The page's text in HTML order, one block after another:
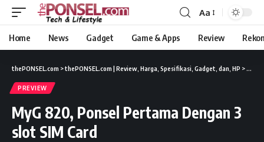
Aa
Home News Gadget Game & Apps Review
thePONSEL.com >thePONSEL.com | Review, Harga, Spesifikasi, Gadget, dan, HP >
PREVIEW
MyG 820, Ponsel Pertama Dengan 3
slot SIM Card